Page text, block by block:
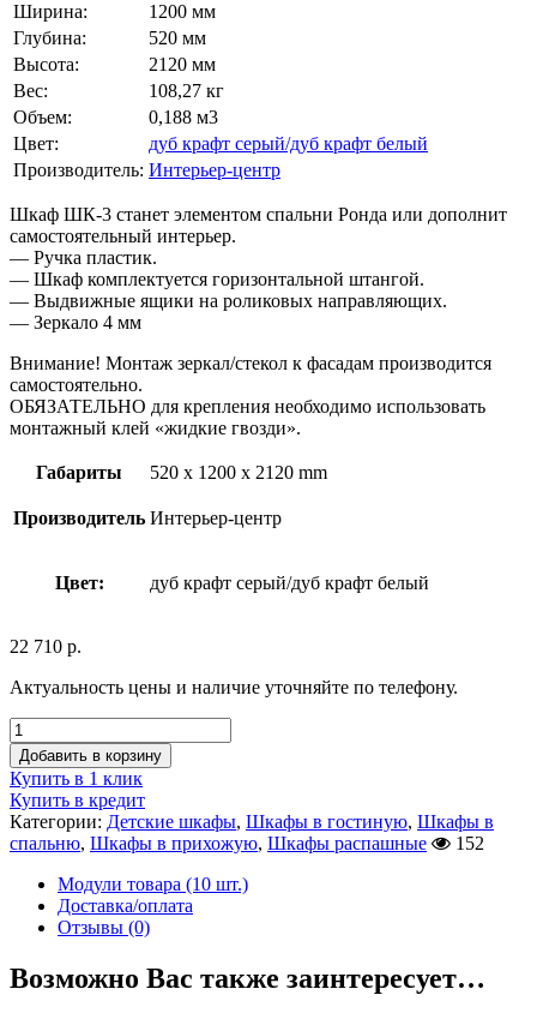
Ширина:
1200 мм
Глубина:
520 мм
Высота:
2120 мм
Вес:
108,27 кг
Объем:
0,188 м3
Цвет:
дуб крафт серый/дуб крафт белый
Производитель: Интерьер-центр
Шкаф ШК-3 станет элементом спальни Ронда или дополнит
самостоятельный интерьер.
— Ручка пластик.
— Шкаф комплектуется горизонтальной штангой.
— Выдвижные ящики на роликовых направляющих.
— Зеркало 4 мм
Внимание! Монтаж зеркал/стекол к фасадам производится
самостоятельно.
ОБЯЗАТЕЛЬНО для крепления необходимо использовать
монтажный клей «жидкие гвозди».
Габариты 520 x 1200 x 2120 mm
Производитель Интерьер-центр
Цвет: дуб крафт серый/дуб крафт белый
22 710 р.
Актуальность цены и наличие уточняйте по телефону.
Добавить в корзину
Купить в 1 клик
Купить в кредит
Категории: Детские шкафы, Шкафы в гостиную, Шкафы в
спальню, Шкафы в прихожую, Шкафы распашные
152
Модули товара (10 шт.)
Доставка/оплата
Отзывы (0)
Возможно Вас также заинтересует…